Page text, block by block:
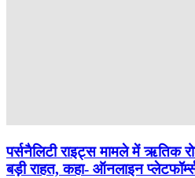
पर्सनैलिटी राइट्स मामले में ऋतिक
बड़ी राहत, कहा- ऑनलाइन